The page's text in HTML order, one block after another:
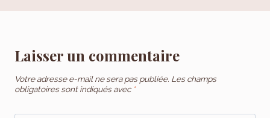
Laisser un commentaire
Votre adresse e-mail ne sera pas publiée. Les champs
obligatoires sont indiqués avec *